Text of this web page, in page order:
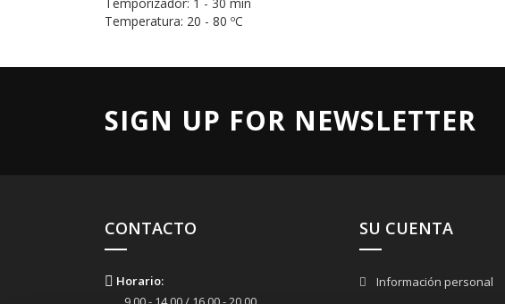
Temperatura: 20 - 80 ºC
SIGN UP FOR NEWSLETTER
CONTACTO
Horario:
SU CUENTA
Información personal